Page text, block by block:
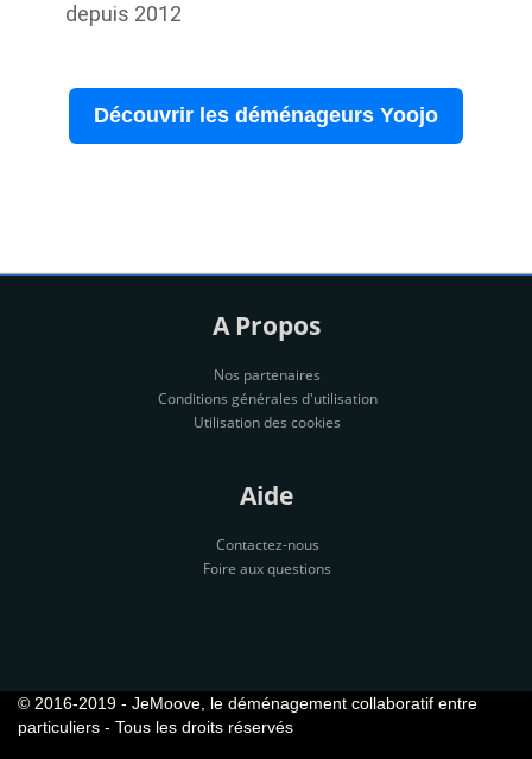
depuis 2012
Découvrir les déménageurs Yoojo
A Propos
Nos partenaires
Conditions générales d'utilisation
Utilisation des cookies
Aide
Contactez-nous
Foire aux questions
© 2016-2019 - JeMoove, le déménagement collaboratif entre
particuliers - Tous les droits réservés